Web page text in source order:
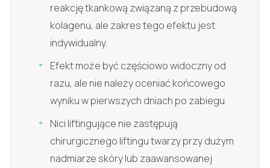
reakcję tkankową związaną z przebudową
kolagenu, ale zakres tego efektu jest
indywidualny.
Efekt może być częściowo widoczny od
razu, ale nie należy oceniać końcowego
wyniku w pierwszych dniach po zabiegu.
Nici liftingujące nie zastępują
chirurgicznego liftingu twarzy przy dużym
nadmiarze skóry lub zaawansowanej